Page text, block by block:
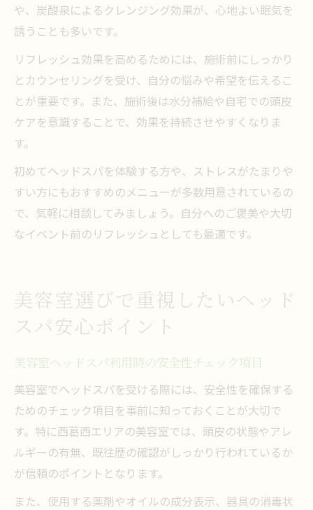
や、炭酸泉によるクレンジング効果が、心地よい眠気を
誘うことも多いです。
リフレッシュ効果を高めるためには、施術前にしっかり
とカウンセリングを受け、自分の悩みや希望を伝えるこ
とが重要です。また、施術後は水分補給や自宅での頭皮
ケアを意識することで、効果を持続させやすくなりま
す。
初めてヘッドスパを体験する方や、ストレスがたまりや
すい方にもおすすめのメニューが多数用意されているの
で、気軽に相談してみましょう。自分へのご褒美や大切
なイベント前のリフレッシュとしても最適です。
美容室選びで重視したいヘッド
スパ安心ポイント
美容室ヘッドスパ利用時の安全性チェック項目
美容室でヘッドスパを受ける際には、安全性を確保する
ためのチェック項目を事前に知っておくことが大切で
す。特に西葛西エリアの美容室では、頭皮の状態やアレ
ルギーの有無、既往歴の確認がしっかり行われているか
が信頼のポイントとなります。
また、使用する薬剤やオイルの成分表示、器具の消毒状